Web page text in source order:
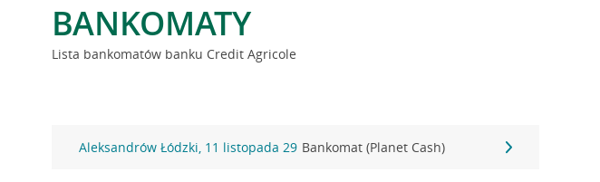
BANKOMATY
Lista bankomatów banku Credit Agricole
Aleksandrów Łódzki, 11 listopada 29 Bankomat (Planet Cash)